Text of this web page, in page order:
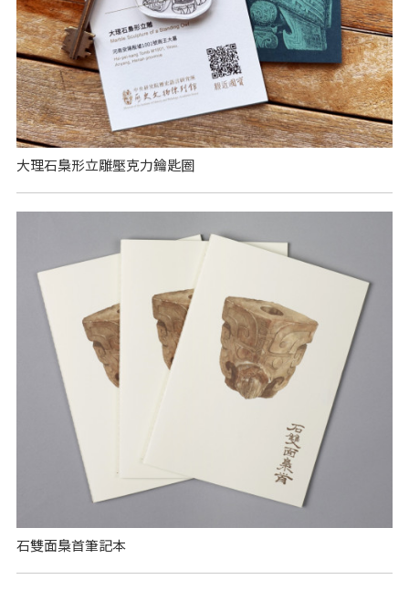
大理石梟形立雕壓克力鑰匙圈
石雙面梟首筆記本